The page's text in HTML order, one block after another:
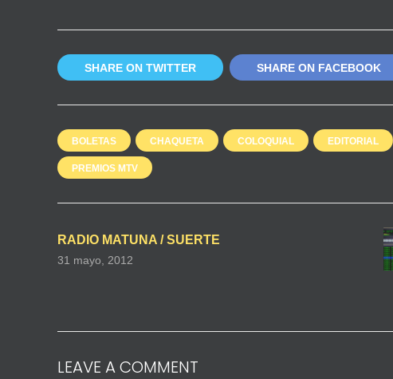
SHARE ON TWITTER SHARE ON FACEBOOK
BOLETAS CHAQUETA COLOQUIAL EDITORIAL
PREMIOS MTV
RADIO MATUNA / SUERTE
31 mayo, 2012
LEAVE A COMMENT